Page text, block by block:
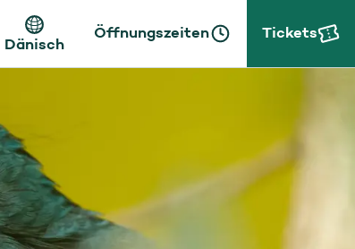
Dänisch
Öffnungszeiten Tickets